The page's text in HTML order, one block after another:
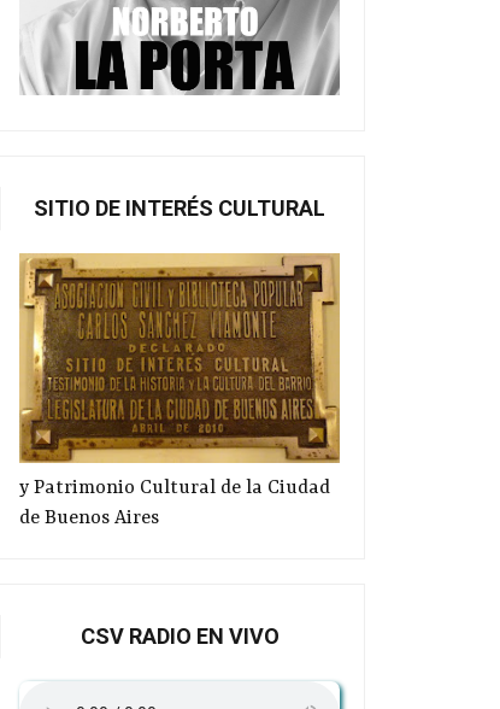
Taller literario 2026
SITIO DE INTERÉS CULTURAL
y Patrimonio Cultural de la Ciudad
de Buenos Aires
CSV RADIO EN VIVO